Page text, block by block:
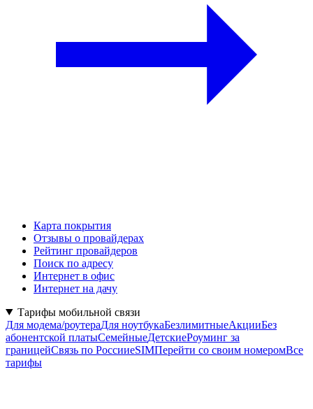
Карта покрытия
Отзывы о провайдерах
Рейтинг провайдеров
Поиск по адресу
Интернет в офис
Интернет на дачу
Тарифы мобильной связи
Для модема/роутераДля ноутбукаБезлимитныеАкцииБез
абонентской платыСемейныеДетскиеРоуминг за
границейСвязь по РоссииeSIMПерейти со своим номеромВсе
тарифы